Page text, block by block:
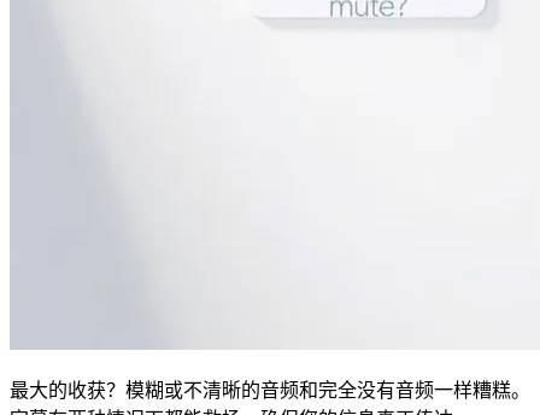
最大的收获？模糊或不清晰的音频和完全没有音频一样糟糕。